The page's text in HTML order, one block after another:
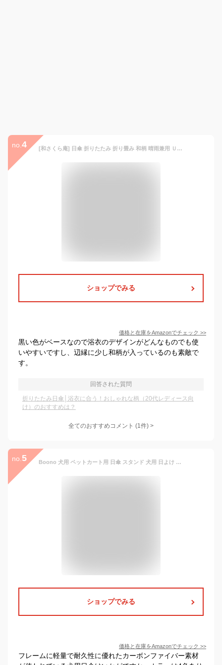
no. 4 [和さくら庵] 日傘 折りたたみ 折り畳み 和柄 晴雨兼用 ＵＶカット 黒色濃赤色地桜うさぎ 8本骨 かさ袋付 着物 洋服
ショップでみる
価格と在庫をAmazonでチェック >>
黒い色がベースなので浴衣のデザインがどんなものでも使
いやすいですし、辺縁に少し和柄が入っているのも素敵で
す。
回答された質問
折りたたみ日傘│浴衣に合う！おしゃれな柄（20代レディース向
け）のおすすめは？
全てのおすすめコメント (1件) >
no. 5 Boono 犬用 ペットカート用 日傘 スタンド 犬用 日よけ 折りたたみ式 スタンド付き 直径91cm (ベージュ, 直径91cm)
ショップでみる
価格と在庫をAmazonでチェック >>
フレームに軽量で耐久性に優れたカーボンファイバー素材